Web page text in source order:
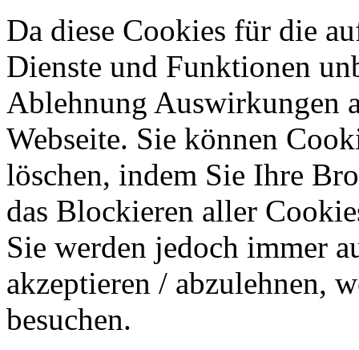
Da diese Cookies für die
Dienste und Funktionen
Ablehnung Auswirkungen
Webseite. Sie können
löschen, indem Sie Ihre
das Blockieren aller
Sie werden jedoch immer
akzeptieren / abzulehnen,
besuchen.